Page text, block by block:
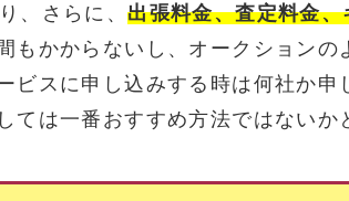
、さらに、出張料金、査定料金
もかからないし、オークションの
ビスに申し込みする時は何社か申
ては一番おすすめ方法ではないか